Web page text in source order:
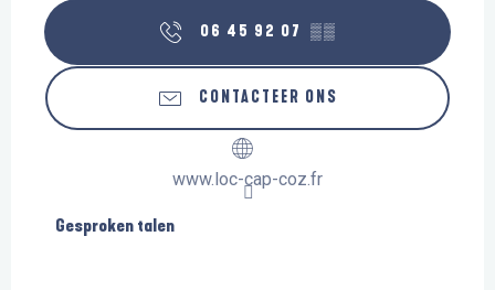
06 45 92 07 ▒▒
CONTACTEER ONS
www.loc-cap-coz.fr
Gesproken talen
Gesproken talen